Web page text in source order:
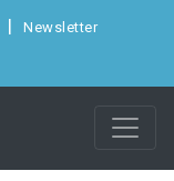
Newsletter